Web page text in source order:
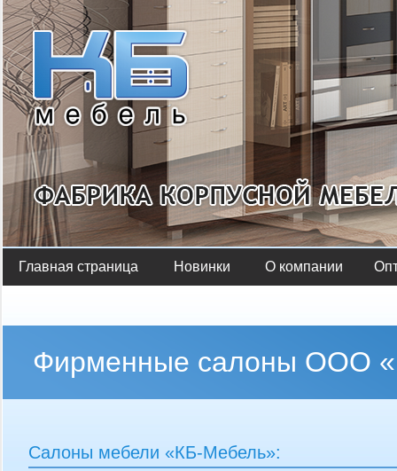
Главная страница Новинки О компании
Фирменные салоны ООО
Салоны мебели «КБ-Мебель»: